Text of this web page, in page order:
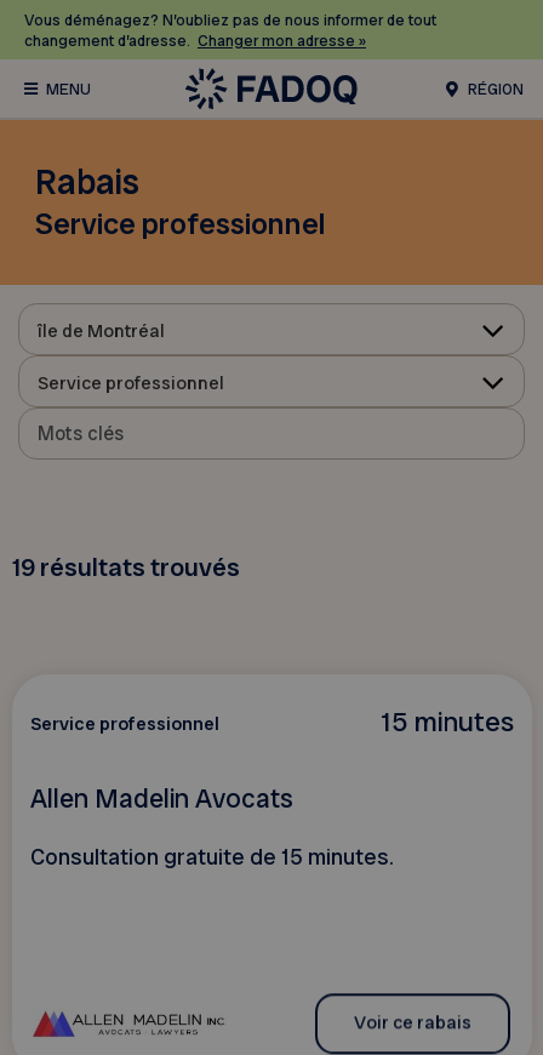
Vous déménagez? N’oubliez pas de nous informer de tout
changement d’adresse. Changer mon adresse »
RÉGION
Rabais
Service professionnel
île de Montréal
Service professionnel
19résultats trouvés
15 minutes
Service professionnel
Allen Madelin Avocats
Consultation gratuite de 15 minutes.
Voir ce rabais